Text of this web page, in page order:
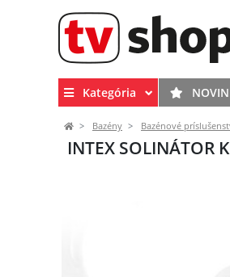
Kategória
Bazény Bazénové
INTEX SOLINÁTOR